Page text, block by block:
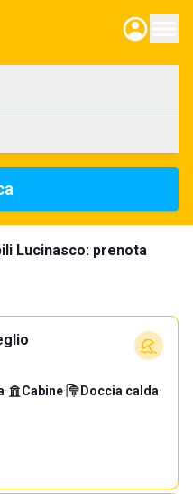
Lucinasco: prenota
· Cabine· Doccia calda·